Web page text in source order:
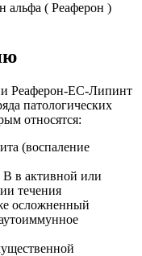
альфа ( Реаферон )
Реаферон-ЕС-Липинт
патологических
относятся:
(воспаление
в активной или
течения
осложненный